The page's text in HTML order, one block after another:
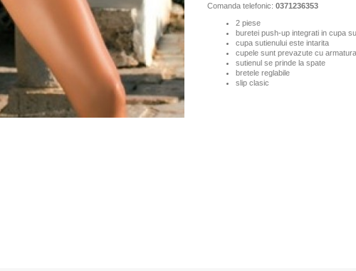
Comanda telefonic: 0371236353
2 piese
buretei push-up integrati in cupa
cupa sutienului este intarita
cupele sunt prevazute cu
sutienul se prinde la spate
bretele reglabile
slip clasic